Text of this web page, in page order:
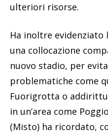
ulteriori risorse.
Ha inoltre evidenziato
una collocazione
nuovo stadio, per
problematiche come
Fuorigrotta o
in un’area come
(Misto) ha ricordato,